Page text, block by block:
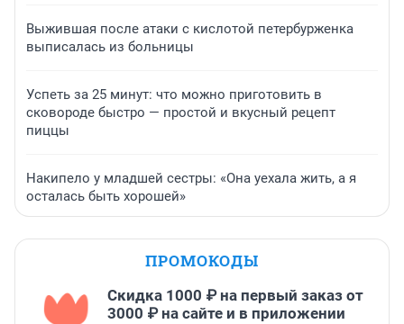
Выжившая после атаки с кислотой петербурженка
выписалась из больницы
Успеть за 25 минут: что можно приготовить в
сковороде быстро — простой и вкусный рецепт
пиццы
Накипело у младшей сестры: «Она уехала жить, а я
осталась быть хорошей»
ПРОМОКОДЫ
Скидка 1000 ₽ на первый заказ от
3000 ₽ на сайте и в приложении